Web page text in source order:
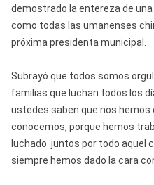
demostrado la entereza de
como todas las umanenses
próxima presidenta municipal.
Subrayó que todos somos
familias que luchan todos los
ustedes saben que nos hemos
conocemos, porque hemos
luchado juntos por todo aquel
siempre hemos dado la cara